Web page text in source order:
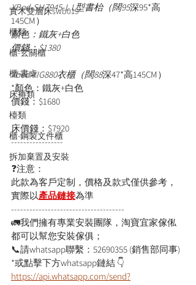
實木雙層床swb019
櫃類
櫃-玄關櫃
櫃-書桌
床褥類
檯類
櫃-鋼製文件櫃
拆加棄置及安裝
XBed-SHZ945-L L型書枱（闊95深95*高
145CM）
顏色：鐵灰+白色
價錢：$1380
Xbed-YIG880衣櫃（闊88深47*高145CM）
*顏色：鐵灰+白色
價錢：$1680
床價錢：$7920
-----------------
❓注意：
此款為客戶定制，價格及款式僅供參考，
實際以產品鏈接為準
-------------------------------------
🚛我們擁有專業安裝團隊，淘寶宜家傢俬
都可以幫您安裝傢俱；
📞請whatsapp聯繫：52690355 (銷售部同事)
*或點擊下方whatsapp鏈結 👇
https://api.whatsapp.com/send?